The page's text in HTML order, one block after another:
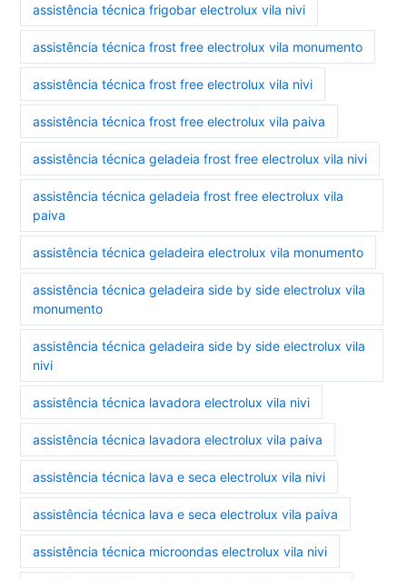
assistência técnica frigobar electrolux vila nivi
assistência técnica frost free electrolux vila monumento
assistência técnica frost free electrolux vila nivi
assistência técnica frost free electrolux vila paiva
assistência técnica geladeia frost free electrolux vila nivi
assistência técnica geladeia frost free electrolux vila
paiva
assistência técnica geladeira electrolux vila monumento
assistência técnica geladeira side by side electrolux vila
monumento
assistência técnica geladeira side by side electrolux vila
nivi
assistência técnica lavadora electrolux vila nivi
assistência técnica lavadora electrolux vila paiva
assistência técnica lava e seca electrolux vila nivi
assistência técnica lava e seca electrolux vila paiva
assistência técnica microondas electrolux vila nivi